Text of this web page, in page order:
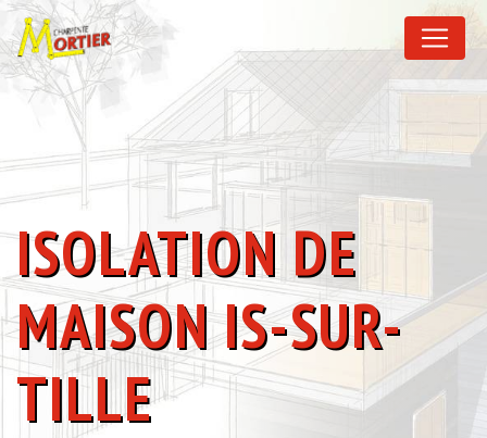
ISOLATION DE
MAISON IS-SUR-
TILLE
Panneau de gestion des cookies